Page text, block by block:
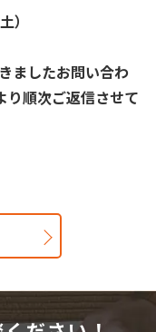
）
ましたお問い合わ
り順次ご返信させて